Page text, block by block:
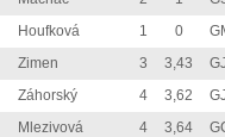
Houfková 1 0
Zimen 3 3,43
Záhorský 4 3,62
Mlezivová 4 3,64